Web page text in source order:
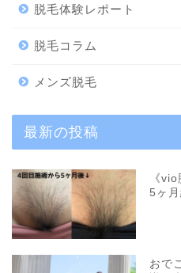
脱毛体験レポート
脱毛コラム
メンズ脱毛
最新の投稿
《
5ヶ
おで